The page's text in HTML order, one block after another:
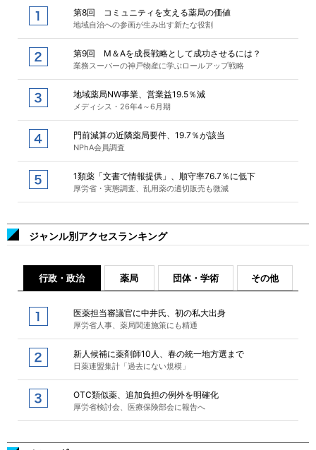
第8回 コミュニティを支える薬局の価値
地域自治への参画が生み出す新たな役割
第9回 M＆Aを成長戦略として成功させるには？
業務スーパーの神戸物産に学ぶロールアップ戦略
地域薬局NW事業、営業益19.5％減
メディシス・26年4～6月期
門前減算の近隣薬局要件、19.7％が該当
NPhA会員調査
1類薬「文書で情報提供」、順守率76.7％に低下
厚労省・実態調査、乱用薬の適切販売も微減
ジャンル別アクセスランキング
行政・政治 薬局 団体・学術 その他
医薬担当審議官に中井氏、初の私大出身
厚労省人事、薬局関連施策にも精通
新人候補に薬剤師10人、春の統一地方選まで
日薬連盟集計「過去にない規模」
OTC類似薬、追加負担の例外を明確化
厚労省検討会、医療保険部会に報告へ